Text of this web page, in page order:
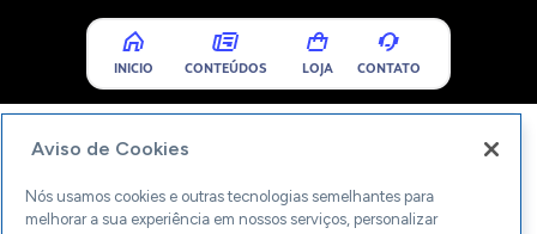
INICIO CONTEÚDOS LOJA CONTATO
Aviso de Cookies
Nós usamos cookies e outras tecnologias semelhantes para
melhorar a sua experiência em nossos serviços, personalizar